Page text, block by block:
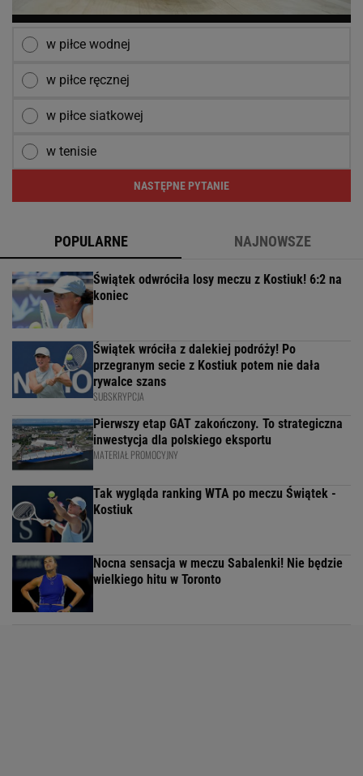
w piłce wodnej
w piłce ręcznej
w piłce siatkowej
w tenisie
NASTĘPNE PYTANIE
POPULARNE NAJNOWSZE
Świątek odwróciła losy meczu z Kostiuk! 6:2 na
koniec
Świątek wróciła z dalekiej podróży! Po
przegranym secie z Kostiuk potem nie dała
rywalce szans
SUBSKRYPCJA
Pierwszy etap GAT zakończony. To strategiczna
inwestycja dla polskiego eksportu
MATERIAŁ PROMOCYJNY
Tak wygląda ranking WTA po meczu Świątek -
Kostiuk
Nocna sensacja w meczu Sabalenki! Nie będzie
wielkiego hitu w Toronto